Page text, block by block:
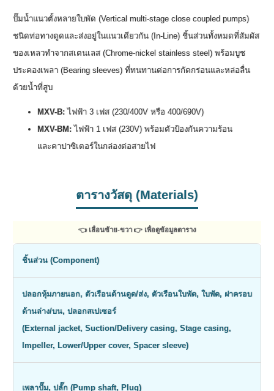
ปั๊มน้ำแนวตั้งหลายใบพัด (Vertical multi-stage close coupled pumps)
ชนิดท่อทางดูดและส่งอยู่ในแนวเดียวกัน (In-Line) ชิ้นส่วนทั้งหมดที่สัมผัส
ของเหลวทำจากสเตนเลส (Chrome-nickel stainless steel) พร้อมบูช
ประคองเพลา (Bearing sleeves) ที่ทนทานต่อการกัดกร่อนและหล่อลื่น
ด้วยน้ำที่สูบ
MXV-B: ไฟฟ้า 3 เฟส (230/400V หรือ 400/690V)
MXV-BM: ไฟฟ้า 1 เฟส (230V) พร้อมตัวป้องกันความร้อน
และคาปาซิเตอร์ในกล่องต่อสายไฟ
ตารางวัสดุ (Materials)
👈 เลื่อนซ้าย-ขวา 👉 เพื่อดูข้อมูลตาราง
ชิ้นส่วน (Component)
ปลอกหุ้มภายนอก, ตัวเรือนด้านดูด/ส่ง, ตัวเรือนใบพัด, ใบพัด, ฝาครอบ
ด้านล่าง/บน, ปลอกสเปเซอร์
(External jacket, Suction/Delivery casing, Stage casing,
Impeller, Lower/Upper cover, Spacer sleeve)
เพลาปั๊ม, ปลั๊ก (Pump shaft, Plug)